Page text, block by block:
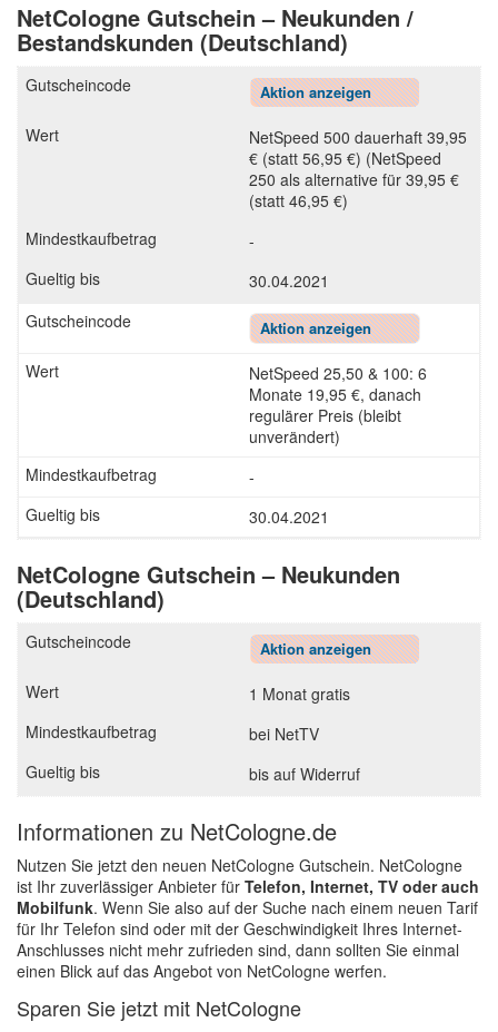
NetCologne Gutschein – Neukunden /
Bestandskunden (Deutschland)
Aktion anzeigen
NetSpeed 500 dauerhaft 39,95
€ (statt 56,95 €) (NetSpeed
250 als alternative für 39,95 €
(statt 46,95 €)
-
30.04.2021
Aktion anzeigen
NetSpeed 25,50 & 100: 6
Monate 19,95 €, danach
regulärer Preis (bleibt
unverändert)
-
30.04.2021
NetCologne Gutschein – Neukunden
(Deutschland)
Aktion anzeigen
1 Monat gratis
bei NetTV
bis auf Widerruf
Informationen zu NetCologne.de
Nutzen Sie jetzt den neuen NetCologne Gutschein. NetCologne
ist Ihr zuverlässiger Anbieter für Telefon, Internet, TV oder auch
Mobilfunk. Wenn Sie also auf der Suche nach einem neuen Tarif
für Ihr Telefon sind oder mit der Geschwindigkeit Ihres Internet-
Anschlusses nicht mehr zufrieden sind, dann sollten Sie einmal
einen Blick auf das Angebot von NetCologne werfen.
Sparen Sie jetzt mit NetCologne